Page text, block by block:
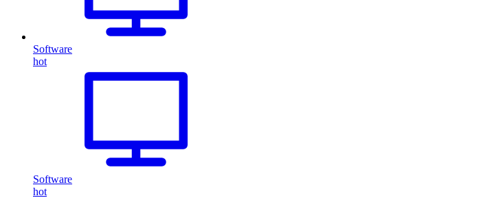
Software
hot
Software
hot